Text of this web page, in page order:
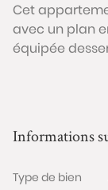
Cet
avec un plan
équipée
séjour et
digicode.
Informations
Type de bien